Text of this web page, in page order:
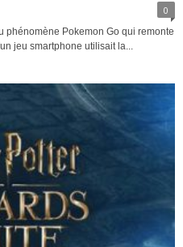
0
phénomène Pokemon Go qui remonte
jeu smartphone utilisait la...